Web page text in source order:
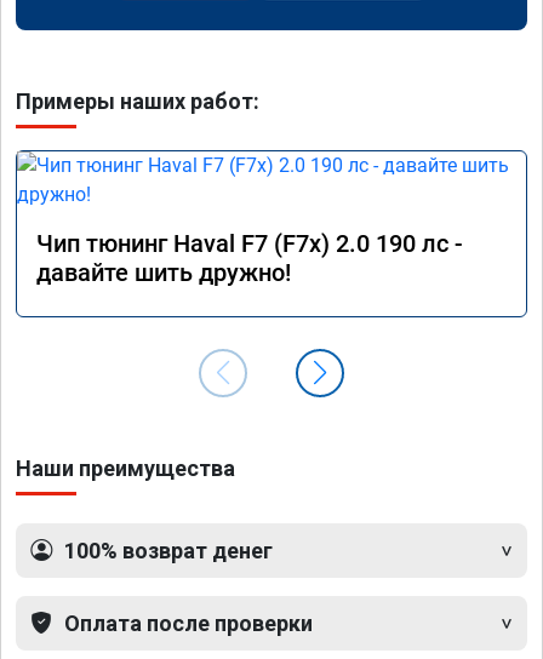
Примеры наших работ:
Чип тюнинг Haval F7 (F7x) 2.0 190 лс -
давайте шить дружно!
Наши преимущества
100% возврат денег
Оплата после проверки